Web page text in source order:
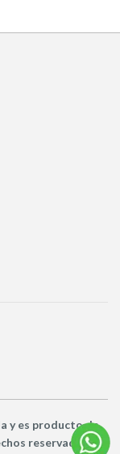
y es productode
reservados